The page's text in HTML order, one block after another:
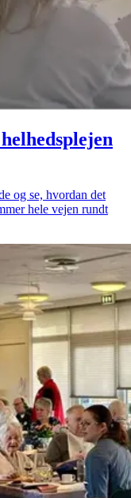
og se, hvordan det
hele vejen rundt